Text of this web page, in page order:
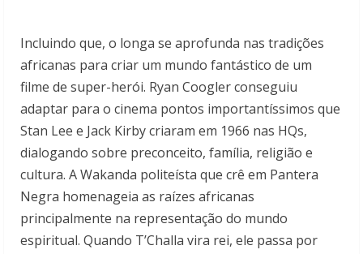
Incluindo que, o longa se aprofunda nas tradições
africanas para criar um mundo fantástico de um
filme de super-herói. Ryan Coogler conseguiu
adaptar para o cinema pontos importantíssimos que
Stan Lee e Jack Kirby criaram em 1966 nas HQs,
dialogando sobre preconceito, família, religião e
cultura. A Wakanda politeísta que crê em Pantera
Negra homenageia as raízes africanas
principalmente na representação do mundo
espiritual. Quando T’Challa vira rei, ele passa por